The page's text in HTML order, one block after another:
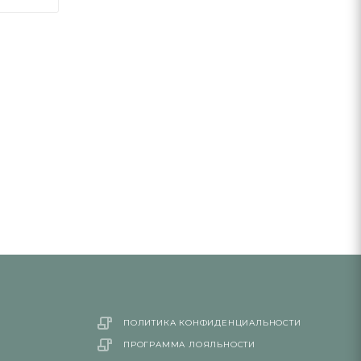
ПОЛИТИКА КОНФИДЕНЦИАЛЬНОСТИ
ПРОГРАММА ЛОЯЛЬНОСТИ